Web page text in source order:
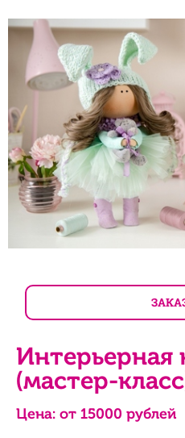
Интерьерная
(мастер-
Цена: от 15000 рублей